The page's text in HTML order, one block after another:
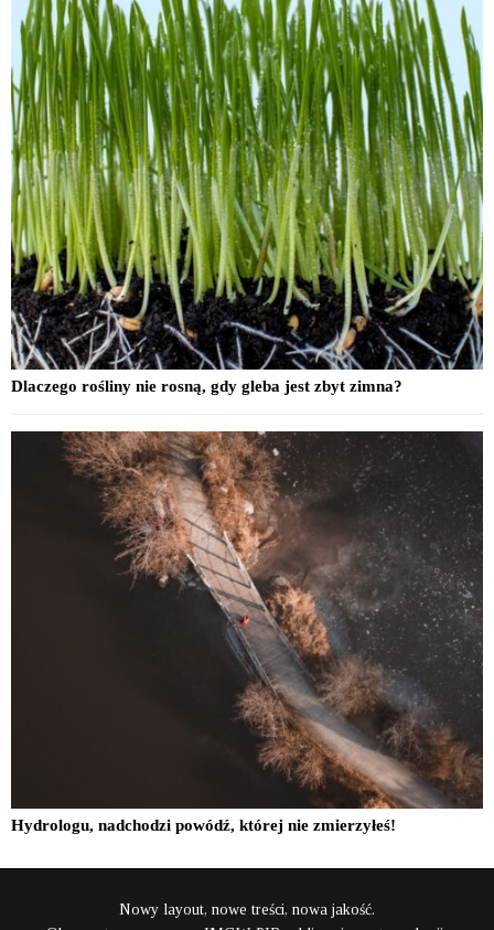
Dlaczego rośliny nie rosną, gdy gleba jest zbyt zimna?
Hydrologu, nadchodzi powódź, której nie zmierzyłeś!
Nowy layout, nowe treści, nowa jakość.